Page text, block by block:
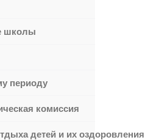
школы
периоду
комиссия
детей и их оздоровления